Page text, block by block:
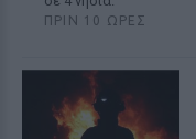
ΠΡΙΝ 10 ΏΡΕΣ